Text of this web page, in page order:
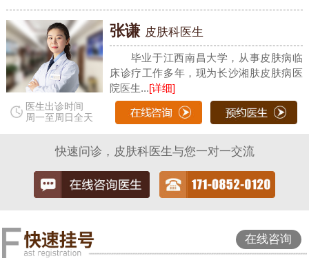
医生出诊时间
周一至周日全天
张谦 皮肤科医生
毕业于江西南昌大学，从事皮肤病临
床诊疗工作多年，现为长沙湘肤皮肤病医
院医生...[详细]
快速问诊，皮肤科医生与您一对一交流
在线咨询